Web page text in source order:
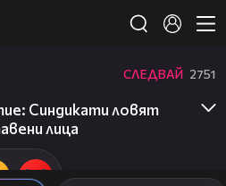
СЛЕДВАЙ 2751
Синдикати ловят
лица